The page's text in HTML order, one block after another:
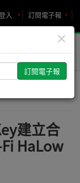
訂閱電子報
登入
Toggle
建立合
HaLow
×